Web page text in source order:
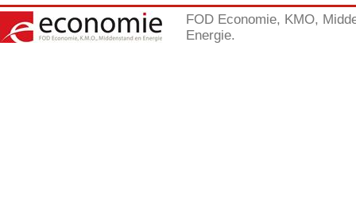
FOD Economie, KMO,
Energie.